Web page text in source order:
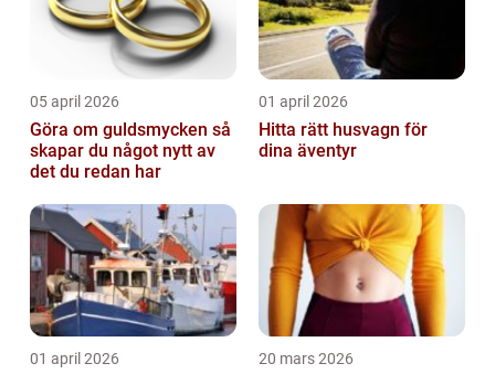
05 april 2026
Göra om guldsmycken så
skapar du något nytt av
det du redan har
01 april 2026
Hitta rätt husvagn för
dina äventyr
01 april 2026 20 mars 2026